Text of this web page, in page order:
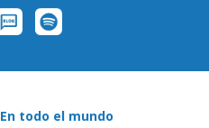
En todo el mundo